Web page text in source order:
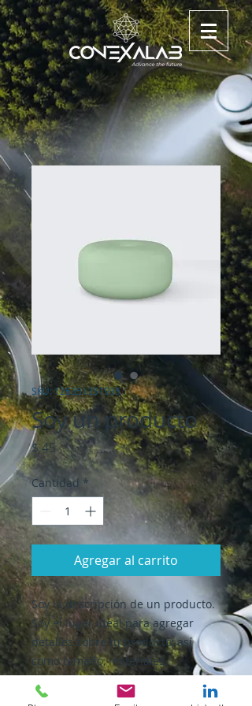
SKU: 126351351935
Soy un producto
$ 45Precio
Cantidad *
Agregar al carrito
Soy la descripción de un producto.
Soy el lugar ideal para agregar
detalles sobre tu producto, así
como tamaño, materiales,
instrucciones de cuidado y de
limpieza.